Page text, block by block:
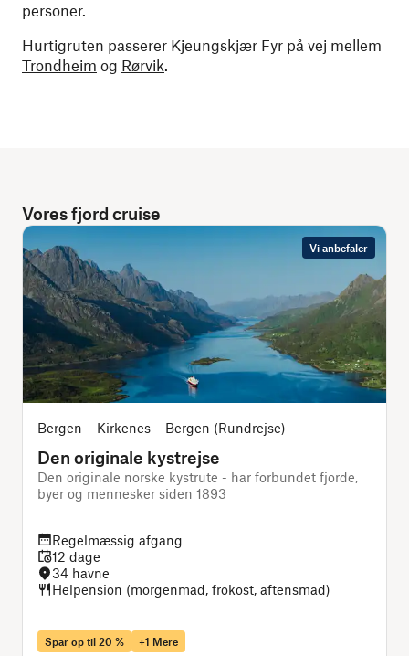
personer.
Hurtigruten passerer Kjeungskjær Fyr på vej mellem
Trondheim og Rørvik.
Vores fjord cruise
Vi anbefaler
Bergen – Kirkenes – Bergen (Rundrejse)
Den originale kystrejse
Den originale norske kystrute - har forbundet fjorde,
byer og mennesker siden 1893
Regelmæssig afgang
12 dage
34 havne
Helpension (morgenmad, frokost, aftensmad)
Spar op til 20 %
+1 Mere